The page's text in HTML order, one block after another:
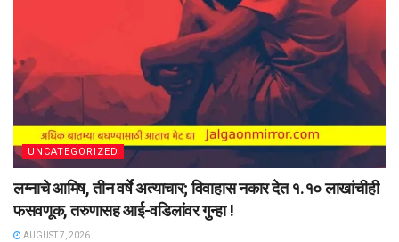
UNCATEGORIZED
लग्नाचे आमिष, तीन वर्षे अत्याचार; विवाहास नकार देत १.१० लाखांचीही
फसवणूक, तरुणासह आई-वडिलांवर गुन्हा !
AUGUST 7, 2026